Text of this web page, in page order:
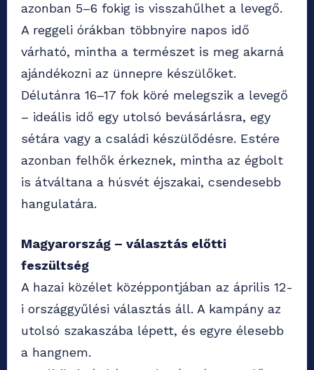
azonban 5–6 fokig is visszahűlhet a levegő.
A reggeli órákban többnyire napos idő
várható, mintha a természet is meg akarná
ajándékozni az ünnepre készülőket.
Délutánra 16–17 fok köré melegszik a levegő
– ideális idő egy utolsó bevásárlásra, egy
sétára vagy a családi készülődésre. Estére
azonban felhők érkeznek, mintha az égbolt
is átváltana a húsvét éjszakai, csendesebb
hangulatára.
Magyarország – választás előtti
feszültség
A hazai közélet középpontjában az április 12-
i országgyűlési választás áll. A kampány az
utolsó szakaszába lépett, és egyre élesebb
a hangnem.